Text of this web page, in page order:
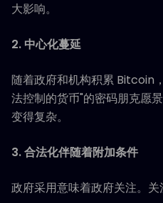
大影响。
2. 中心化蔓延
随着政府和机构积累 Bitcoin
法控制的货币"的密码朋克愿
变得复杂。
3. 合法化伴随着附加条件
政府采用意味着政府关注。关